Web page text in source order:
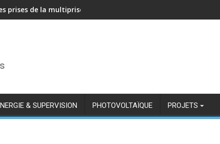
de la multiprise NOUS A11Z avec Zigbee2MQTT
& SUPERVISION PHOTOVOLTAÏQUE PROJETS